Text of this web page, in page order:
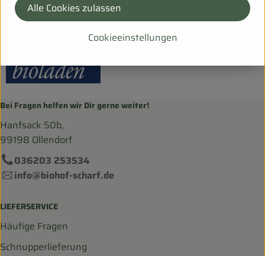
Deutschland
Bei Fragen helfen wir Dir gerne weiter!
Hanfsack 50b,
99198 Ollendorf
036203 253534
info@biohof-scharf.de
LIEFERSERVICE
Häufige Fragen
Schnupperlieferung
Cookieeinstellungen
Alle Cookies zulassen